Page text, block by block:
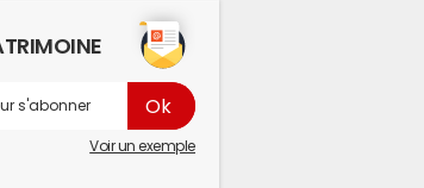
Voir un exemple